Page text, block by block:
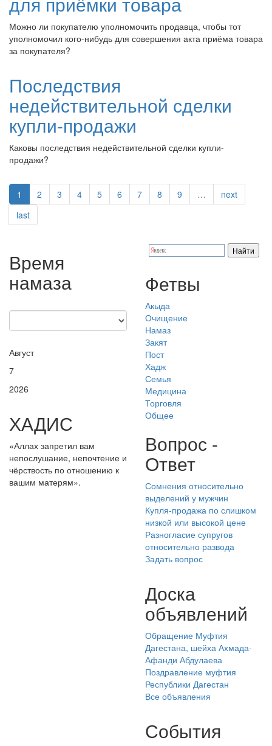
Можно ли покупателю уполномочить продавца, чтобы тот
уполномочил кого-нибудь для совершения акта приёма товара
за покупателя?
Последствия
недействительной сделки
купли-продажи
Каковы последствия недействительной сделки купли-
продажи?
1 2 3 4 5 6 7 8 9 …
next
last
Время
намаза
Август
7
2026
ХАДИС
«Аллах запретил вам
непослушание, непочтение и
чёрствость по отношению к
вашим матерям».
Фетвы
Акыда
Очищение
Намаз
Закят
Пост
Хадж
Семья
Медицина
Торговля
Общее
Вопрос -
Ответ
Сомнения относительно
выделений у мужчин
Купля-продажа по слишком
низкой или высокой цене
Разногласие супругов
относительно развода
Задать вопрос
Доска
объявлений
Обращение Муфтия
Дагестана, шейха Ахмада-
Афанди Абдулаева
Поздравление муфтия
Республики Дагестан
Все объявления
События